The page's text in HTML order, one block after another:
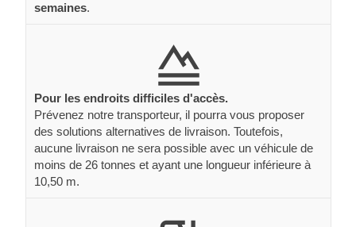
semaines.
Pour les endroits difficiles d'accès.
Prévenez notre transporteur, il pourra vous proposer
des solutions alternatives de livraison. Toutefois,
aucune livraison ne sera possible avec un véhicule de
moins de 26 tonnes et ayant une longueur inférieure à
10,50 m.